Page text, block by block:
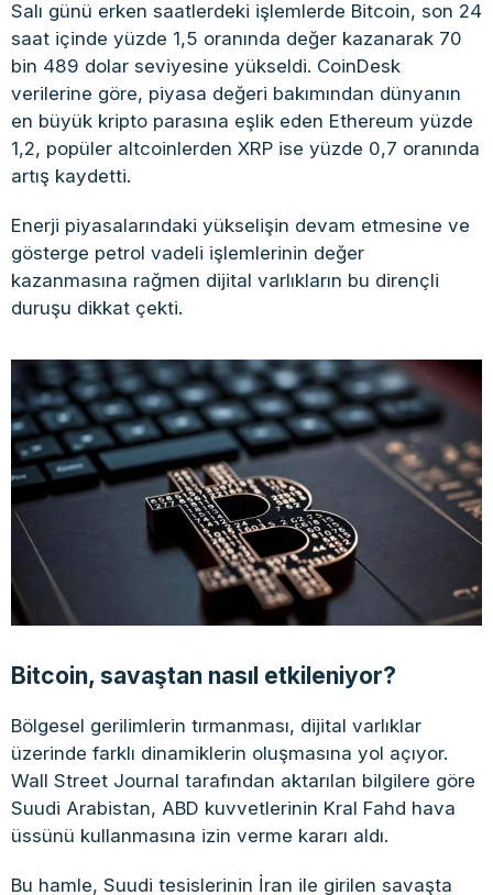
Salı günü erken saatlerdeki işlemlerde Bitcoin, son 24
saat içinde yüzde 1,5 oranında değer kazanarak 70
bin 489 dolar seviyesine yükseldi. CoinDesk
verilerine göre, piyasa değeri bakımından dünyanın
en büyük kripto parasına eşlik eden Ethereum yüzde
1,2, popüler altcoinlerden XRP ise yüzde 0,7 oranında
artış kaydetti.
Enerji piyasalarındaki yükselişin devam etmesine ve
gösterge petrol vadeli işlemlerinin değer
kazanmasına rağmen dijital varlıkların bu dirençli
duruşu dikkat çekti.
Bitcoin, savaştan nasıl etkileniyor?
Bölgesel gerilimlerin tırmanması, dijital varlıklar
üzerinde farklı dinamiklerin oluşmasına yol açıyor.
Wall Street Journal tarafından aktarılan bilgilere göre
Suudi Arabistan, ABD kuvvetlerinin Kral Fahd hava
üssünü kullanmasına izin verme kararı aldı.
Bu hamle, Suudi tesislerinin İran ile girilen savaşta